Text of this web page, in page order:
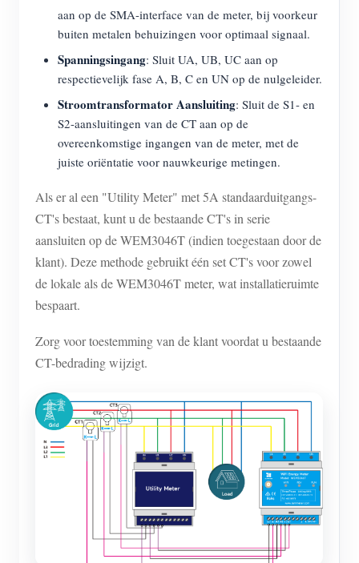
aan op de SMA-interface van de meter, bij voorkeur
buiten metalen behuizingen voor optimaal signaal.
Spanningsingang: Sluit UA, UB, UC aan op
respectievelijk fase A, B, C en UN op de nulgeleider.
Stroomtransformator Aansluiting: Sluit de S1- en
S2-aansluitingen van de CT aan op de
overeenkomstige ingangen van de meter, met de
juiste oriëntatie voor nauwkeurige metingen.
Als er al een "Utility Meter" met 5A standaarduitgangs-
CT's bestaat, kunt u de bestaande CT's in serie
aansluiten op de WEM3046T (indien toegestaan door de
klant). Deze methode gebruikt één set CT's voor zowel
de lokale als de WEM3046T meter, wat installatieruimte
bespaart.
Zorg voor toestemming van de klant voordat u bestaande
CT-bedrading wijzigt.